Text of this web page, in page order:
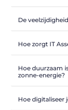
De
Hoe zorgt IT
Hoe duurzaam
zonne-energie?
Hoe digitaliseer